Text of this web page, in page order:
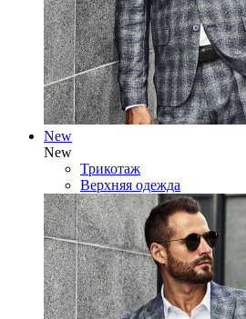
New
New
Трикотаж
Верхняя одежда